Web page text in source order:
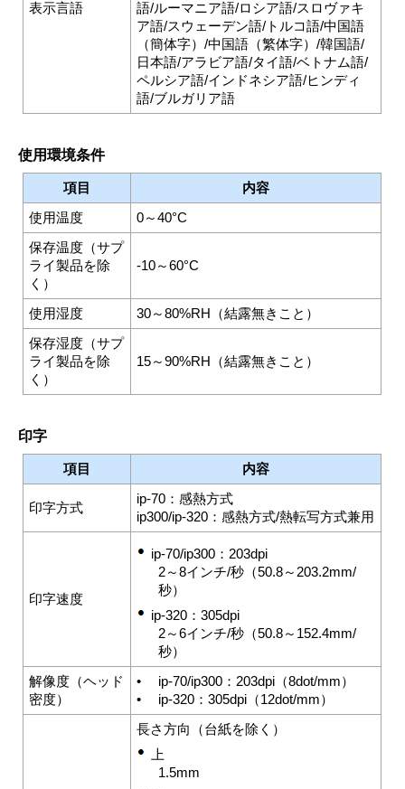
表示言語
語/ルーマニア語/ロシア語/スロヴァキ
ア語/スウェーデン語/トルコ語/中国語
（簡体字）/中国語（繁体字）/韓国語/
日本語/アラビア語/タイ語/ベトナム語/
ペルシア語/インドネシア語/ヒンディ
語/ブルガリア語
使用環境条件
項目 内容
使用温度 0～40°C
保存温度（サプ
ライ製品を除
く）
-10～60°C
使用湿度 30～80%RH（結露無きこと）
保存湿度（サプ
ライ製品を除
く）
15～90%RH（結露無きこと）
印字
項目 内容
印字方式
ip-70：感熱方式
ip300/ip-320：感熱方式/熱転写方式兼用
印字速度
ip-70/ip300： 203dpi
2～8インチ/秒（50.8～203.2mm/
秒）
ip-320： 305dpi
2～6インチ/秒（50.8～152.4mm/
秒）
解像度（ヘッド
密度）
• ip-70/ip300： 203dpi（8dot/mm）
•
ip-320： 305dpi（12dot/mm）
長さ方向（台紙を除く）
上
1.5mm